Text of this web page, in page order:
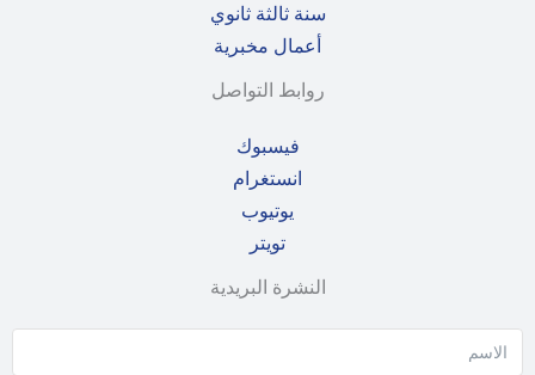
سنة ثالثة ثانوي
أعمال مخبرية
روابط التواصل
فيسبوك
انستغرام
يوتيوب
تويتر
النشرة البريدية